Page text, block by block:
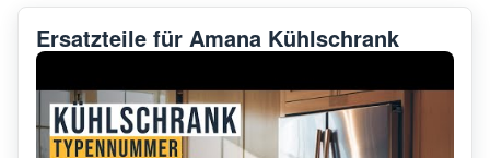
Ersatzteile für Amana Kühlschrank